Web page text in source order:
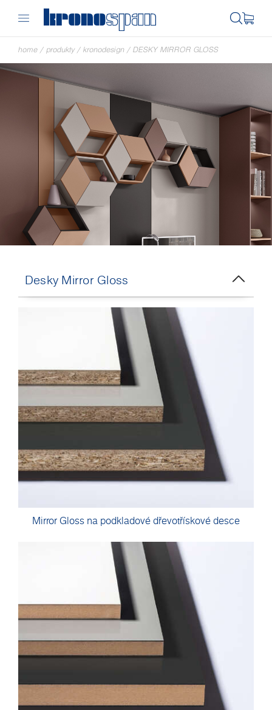
home / produkty / kronodesign / DESKY MIRROR GLOSS
Desky Mirror Gloss
Mirror Gloss na podkladové dřevotřískové desce